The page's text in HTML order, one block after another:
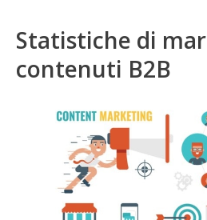
Statistiche di
contenuti B2B